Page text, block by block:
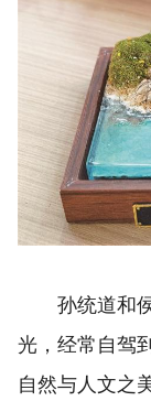
孙统道和侯
光，经常自驾
自然与人文之